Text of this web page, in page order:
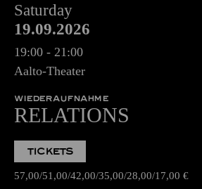
Saturday
19.09.2026
19:00 - 21:00
Aalto-Theater
WIEDERAUFNAHME
RELATIONS
TICKETS
57,00 51,00 42,00 35,00 28,00 17,00 €